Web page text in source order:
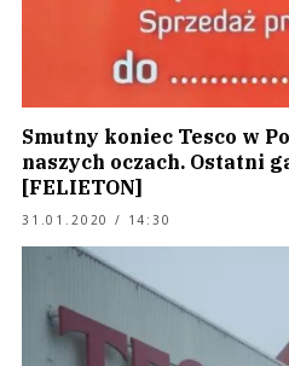
Smutny koniec Tesco w
naszych oczach. Ostatni
[FELIETON]
31.01.2020 / 14:30